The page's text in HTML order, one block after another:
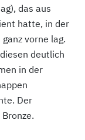
das aus
hatte, in der
vorne lag.
deutlich
in der
Der